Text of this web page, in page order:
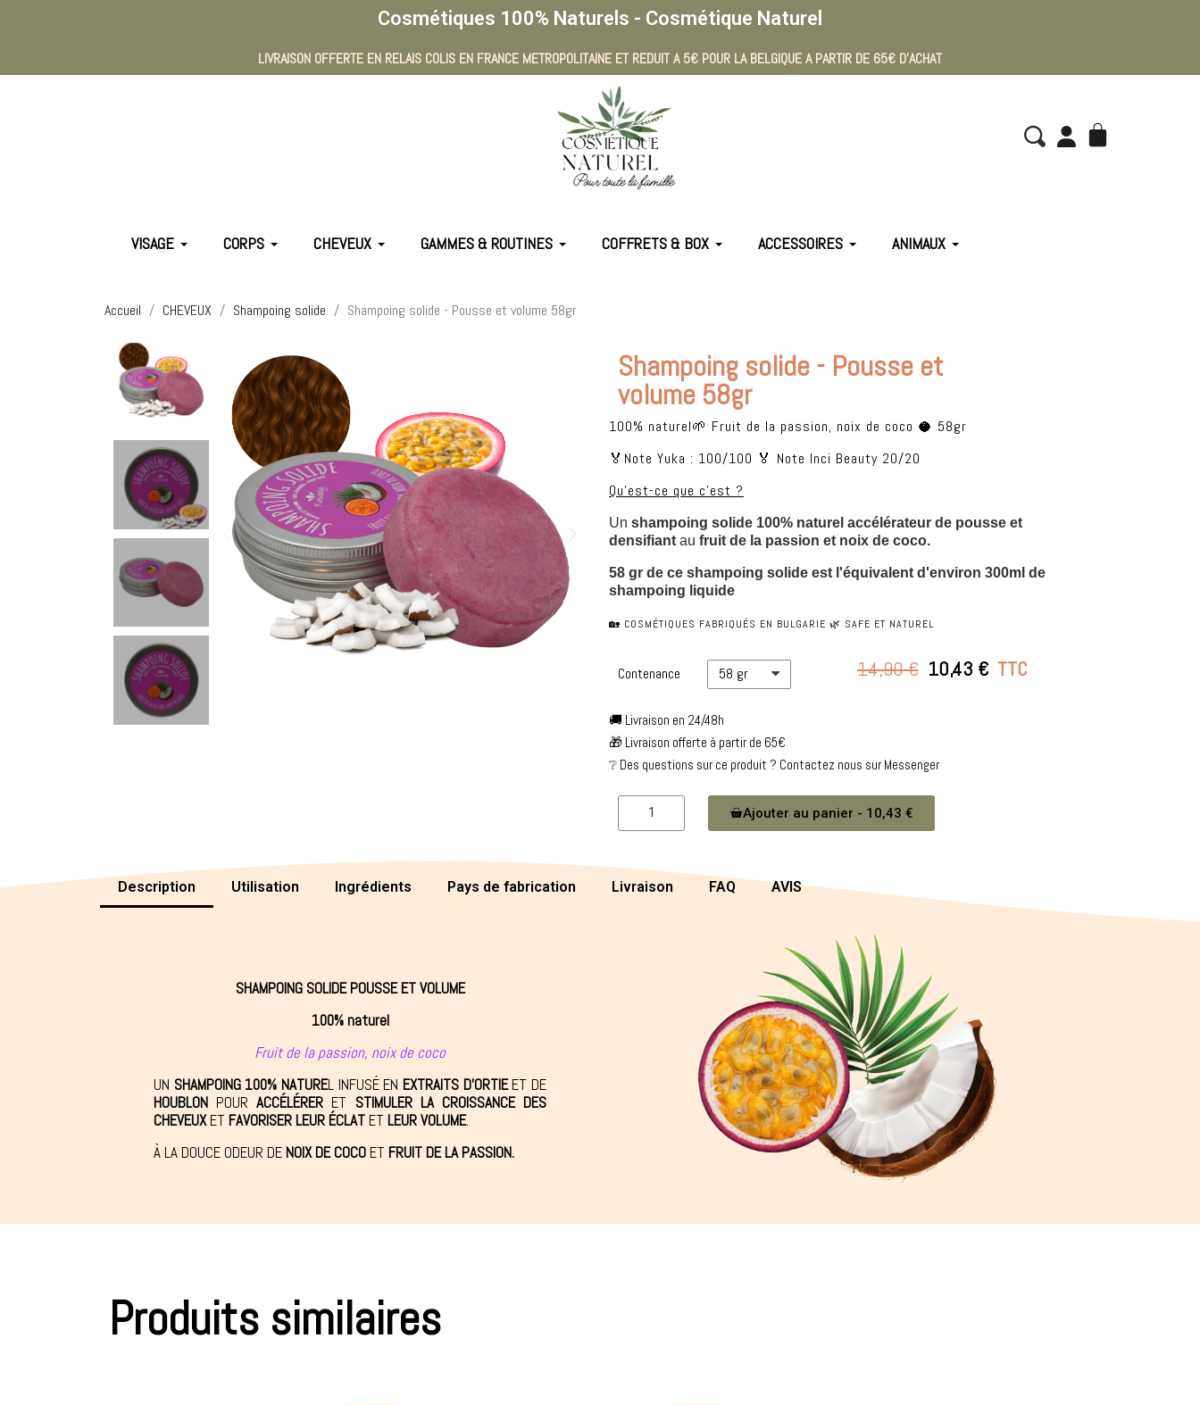
Cosmétiques 100% Naturels - Cosmétique Naturel
LIVRAISON OFFERTE EN RELAIS COLIS EN FRANCE METROPOLITAINE ET REDUIT A 5€ POUR LA BELGIQUE A PARTIR DE 65€ D'ACHAT
VISAGE CORPS CHEVEUX GAMMES & ROUTINES COFFRETS & BOX ACCESSOIRES ANIMAUX
Accueil CHEVEUX Shampoing solide Shampoing solide - Pousse et volume 58gr
Shampoing solide - Pousse et
volume 58gr
100% naturel🌱 Fruit de la passion, noix de coco 🥥 58gr
🏅Note Yuka : 100/100 🏅 Note Inci Beauty 20/20
Qu'est-ce que c'est ?
Un shampoing solide 100% naturel accélérateur de pousse et
densifiant au fruit de la passion et noix de coco.
58 gr de ce shampoing solide est l'équivalent d'environ 300ml de
shampoing liquide
🏡 COSMÉTIQUES FABRIQUÉS EN BULGARIE 🌿 SAFE ET NATUREL
Contenance 14,90 € 10,43 € TTC
🚚 Livraison en 24/48h
🎁 Livraison offerte à partir de 65€
❔ Des questions sur ce produit ? Contactez nous sur Messenger
Ajouter au panier - 10,43 €
Description Utilisation Ingrédients Pays de fabrication Livraison FAQ AVIS
SHAMPOING SOLIDE POUSSE ET VOLUME
100% naturel
Fruit de la passion, noix de coco
UN SHAMPOING 100% NATUREL INFUSÉ ENEXTRAITS D'ORTIEET DE
HOUBLON POURACCÉLÉRER ET STIMULER LA CROISSANCE DES
CHEVEUXET FAVORISER LEUR ÉCLATET LEUR VOLUME.
À LA DOUCE ODEUR DENOIX DE COCOET FRUIT DE LA PASSION.
Produits similaires